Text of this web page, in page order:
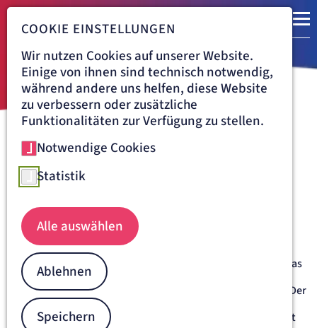
Navigationspfad
MSK ÜBER UNS GESCHICHTE
Die Geschichte eines
Klostergutes
Erstmalig wurde die Anlage des heutigen
Behandlungszentrumsvor über 1000 Jahren
erwähnt. Ende des 15. Jahrhunderts verkaufte die Kirche das
Gut an einen Maler aus München, der ein Schloss darauf
baute. Im 2. Weltkrieg kam ein Neubau zum Schloss hinzu. Der
entstandene Gebäudekomplex diente während des Kriegs
zunächst als Lazarett und später als Krankenhaus der Stadt
COOKIE EINSTELLUNGEN
Wir nutzen Cookies auf unserer Website.
Einige von ihnen sind technisch notwendig,
während andere uns helfen, diese Website
zu verbessern oder zusätzliche
Funktionalitäten zur Verfügung zu stellen.
Notwendige Cookies
Statistik
Alle auswählen
Ablehnen
Speichern